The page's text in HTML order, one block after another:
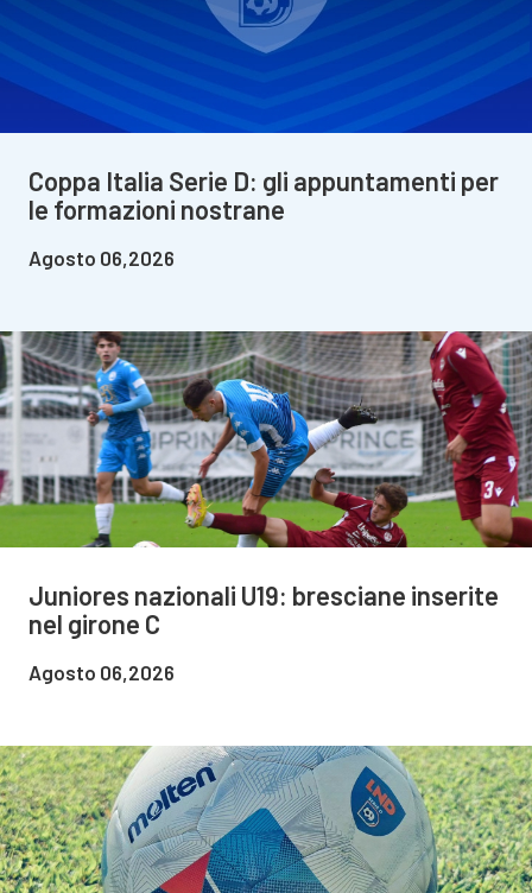
Coppa Italia Serie D: gli appuntamenti per
le formazioni nostrane
Agosto 06,2026
Juniores nazionali U19: bresciane inserite
nel girone C
Agosto 06,2026